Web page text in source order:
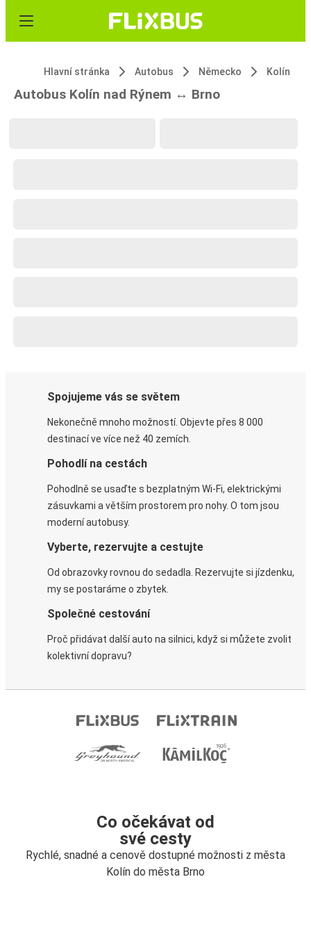
Hlavní stránka Autobus Německo Kolín
Autobus Kolín nad Rýnem ↔ Brno
Spojujeme vás se světem
Nekonečně mnoho možností. Objevte přes 8 000
destinací ve více než 40 zemích.
Pohodlí na cestách
Pohodlně se usaďte s bezplatným Wi-Fi, elektrickými
zásuvkami a větším prostorem pro nohy. O tom jsou
moderní autobusy.
Vyberte, rezervujte a cestujte
Od obrazovky rovnou do sedadla. Rezervujte si jízdenku,
my se postaráme o zbytek.
Společné cestování
Proč přidávat další auto na silnici, když si můžete zvolit
kolektivní dopravu?
Co očekávat od
své cesty
Rychlé, snadné a cenově dostupné možnosti z města
Kolín do města Brno